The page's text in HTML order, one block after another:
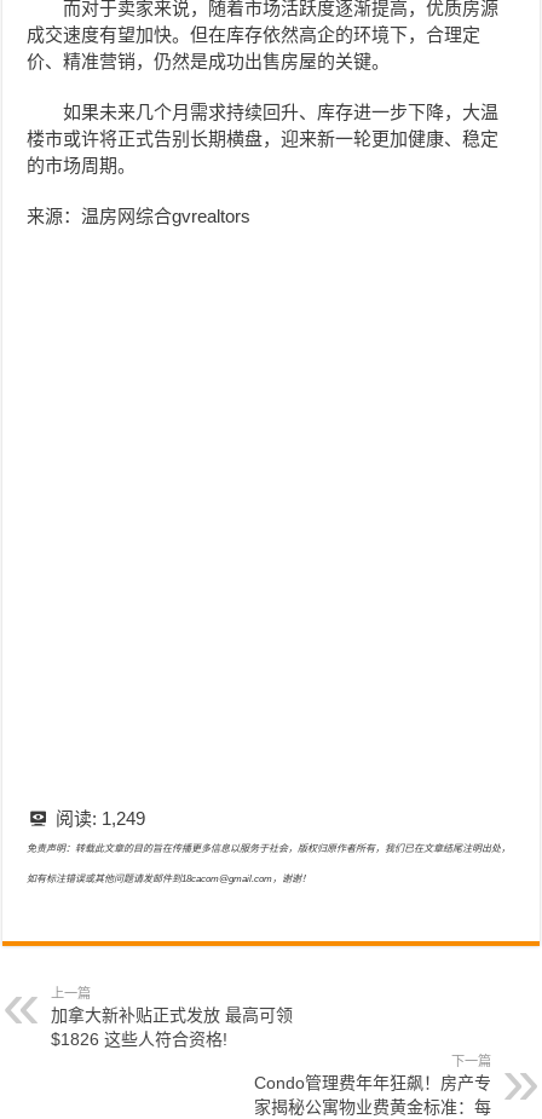
而对于卖家来说，随着市场活跃度逐渐提高，优质房源
成交速度有望加快。但在库存依然高企的环境下，合理定
价、精准营销，仍然是成功出售房屋的关键。
如果未来几个月需求持续回升、库存进一步下降，大温
楼市或许将正式告别长期横盘，迎来新一轮更加健康、稳定
的市场周期。
来源：温房网综合gvrealtors
阅读: 1,249
免责声明：转载此文章的目的旨在传播更多信息以服务于社会，版权归原作者所有，我们已在文章结尾注明出处，
如有标注错误或其他问题请发邮件到18cacom@gmail.com，谢谢！
上一篇
加拿大新补贴正式发放 最高可领
$1826 这些人符合资格!
下一篇
Condo管理费年年狂飙！房产专
家揭秘公寓物业费黄金标准：每